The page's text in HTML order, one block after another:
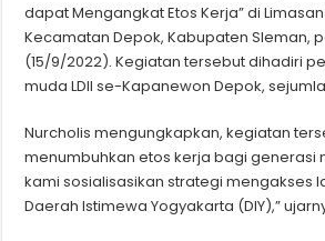
dapat Mengangkat Etos Kerja” di
Kecamatan Depok, Kabupaten Sleman,
(15/9/2022). Kegiatan tersebut dihadiri
muda LDII se-Kapanewon Depok,
Nurcholis mengungkapkan, kegiatan
menumbuhkan etos kerja bagi generasi
kami sosialisasikan strategi mengakses
Daerah Istimewa Yogyakarta (DIY),”